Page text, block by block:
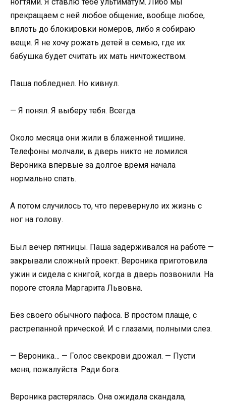
прекращаем с ней любое общение, вообще любое,
вплоть до блокировки номеров, либо я собираю
вещи. Я не хочу рожать детей в семью, где их
бабушка будет считать их мать ничтожеством.
Паша побледнел. Но кивнул.
— Я понял. Я выберу тебя. Всегда.
Около месяца они жили в блаженной тишине.
Телефоны молчали, в дверь никто не ломился.
Вероника впервые за долгое время начала
нормально спать.
А потом случилось то, что перевернуло их жизнь с
ног на голову.
Был вечер пятницы. Паша задерживался на работе —
закрывали сложный проект. Вероника приготовила
ужин и сидела с книгой, когда в дверь позвонили. На
пороге стояла Маргарита Львовна.
Без своего обычного пафоса. В простом плаще, с
растрепанной прической. И с глазами, полными слез.
— Вероника… — Голос свекрови дрожал. — Пусти
меня, пожалуйста. Ради бога.
Вероника растерялась. Она ожидала скандала,